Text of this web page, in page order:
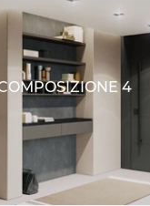
4